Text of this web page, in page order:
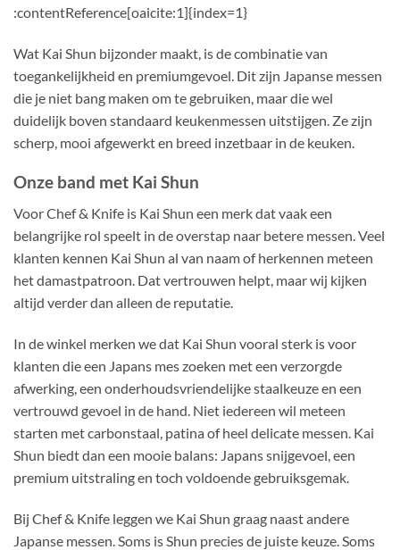
:contentReference[oaicite:1]{index=1}
Wat Kai Shun bijzonder maakt, is de combinatie van
toegankelijkheid en premiumgevoel. Dit zijn Japanse messen
die je niet bang maken om te gebruiken, maar die wel
duidelijk boven standaard keukenmessen uitstijgen. Ze zijn
scherp, mooi afgewerkt en breed inzetbaar in de keuken.
Onze band met Kai Shun
Voor Chef & Knife is Kai Shun een merk dat vaak een
belangrijke rol speelt in de overstap naar betere messen. Veel
klanten kennen Kai Shun al van naam of herkennen meteen
het damastpatroon. Dat vertrouwen helpt, maar wij kijken
altijd verder dan alleen de reputatie.
In de winkel merken we dat Kai Shun vooral sterk is voor
klanten die een Japans mes zoeken met een verzorgde
afwerking, een onderhoudsvriendelijke staalkeuze en een
vertrouwd gevoel in de hand. Niet iedereen wil meteen
starten met carbonstaal, patina of heel delicate messen. Kai
Shun biedt dan een mooie balans: Japans snijgevoel, een
premium uitstraling en toch voldoende gebruiksgemak.
Bij Chef & Knife leggen we Kai Shun graag naast andere
Japanse messen. Soms is Shun precies de juiste keuze. Soms